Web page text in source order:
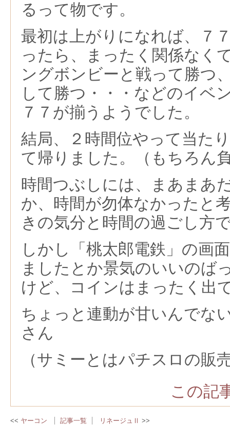
るって物です。
最初は上がりになれば、７
ったら、まったく関係なく
ングボンビーと戦って勝つ
して勝つ・・・などのイベ
７７が揃うようでした。
結局、２時間位やって当た
て帰りました。（もちろん
時間つぶしには、まあまあ
か、時間が勿体なかったと
きの気分と時間の過ごし方
しかし「桃太郎電鉄」の画
ましたとか景気のいいのば
けど、コインはまったく出
ちょっと連動が甘いんでな
さん
（サミーとはパチスロの販
この記
ヤーコン 記事一覧 リネージュⅡ